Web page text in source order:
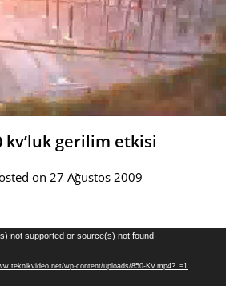
kv’luk gerilim etkisi
on 27 Ağustos 2009
not supported or source(s) not found
wp-content/uploads/850-KV.mp4?_=1